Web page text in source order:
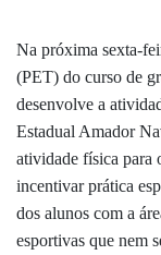
Na próxima sexta-
(PET) do curso de
desenvolve a
Estadual Amador
atividade física para
incentivar prática
dos alunos com a
esportivas que nem